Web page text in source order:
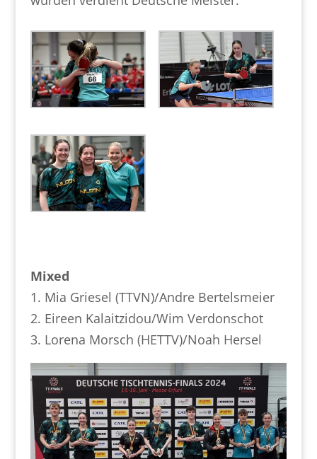
Mixed
1. Mia Griesel (TTVN)/Andre Bertelsmeier
2. Eireen Kalaitzidou/Wim Verdonschot
3. Lorena Morsch (HETTV)/Noah Hersel